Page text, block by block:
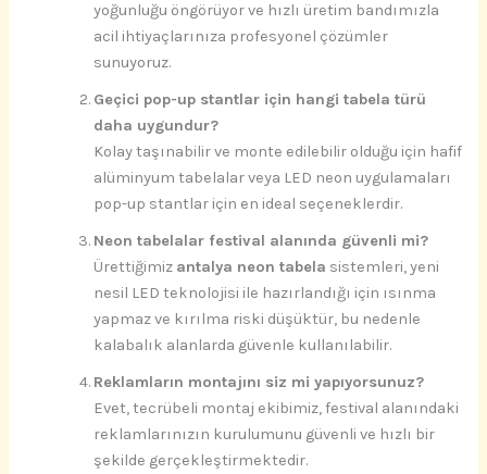
yoğunluğu öngörüyor ve hızlı üretim bandımızla
acil ihtiyaçlarınıza profesyonel çözümler
sunuyoruz.
Geçici pop-up stantlar için hangi tabela türü
daha uygundur?
Kolay taşınabilir ve monte edilebilir olduğu için hafif
alüminyum tabelalar veya LED neon uygulamaları
pop-up stantlar için en ideal seçeneklerdir.
Neon tabelalar festival alanında güvenli mi?
Ürettiğimiz antalya neon tabela sistemleri, yeni
nesil LED teknolojisi ile hazırlandığı için ısınma
yapmaz ve kırılma riski düşüktür, bu nedenle
kalabalık alanlarda güvenle kullanılabilir.
Reklamların montajını siz mi yapıyorsunuz?
Evet, tecrübeli montaj ekibimiz, festival alanındaki
reklamlarınızın kurulumunu güvenli ve hızlı bir
şekilde gerçekleştirmektedir.